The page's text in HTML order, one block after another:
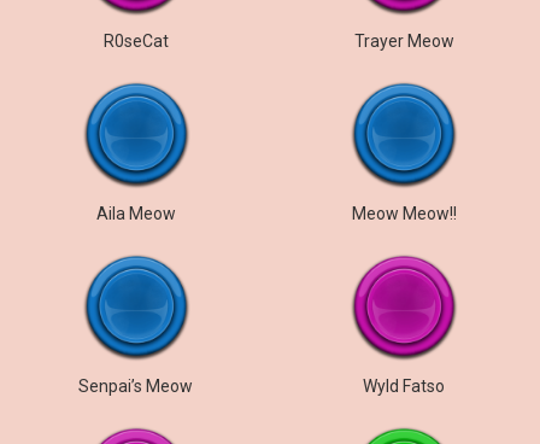
R0seCat Trayer Meow
Aila Meow Meow Meow!!
Senpai’s Meow Wyld Fatso